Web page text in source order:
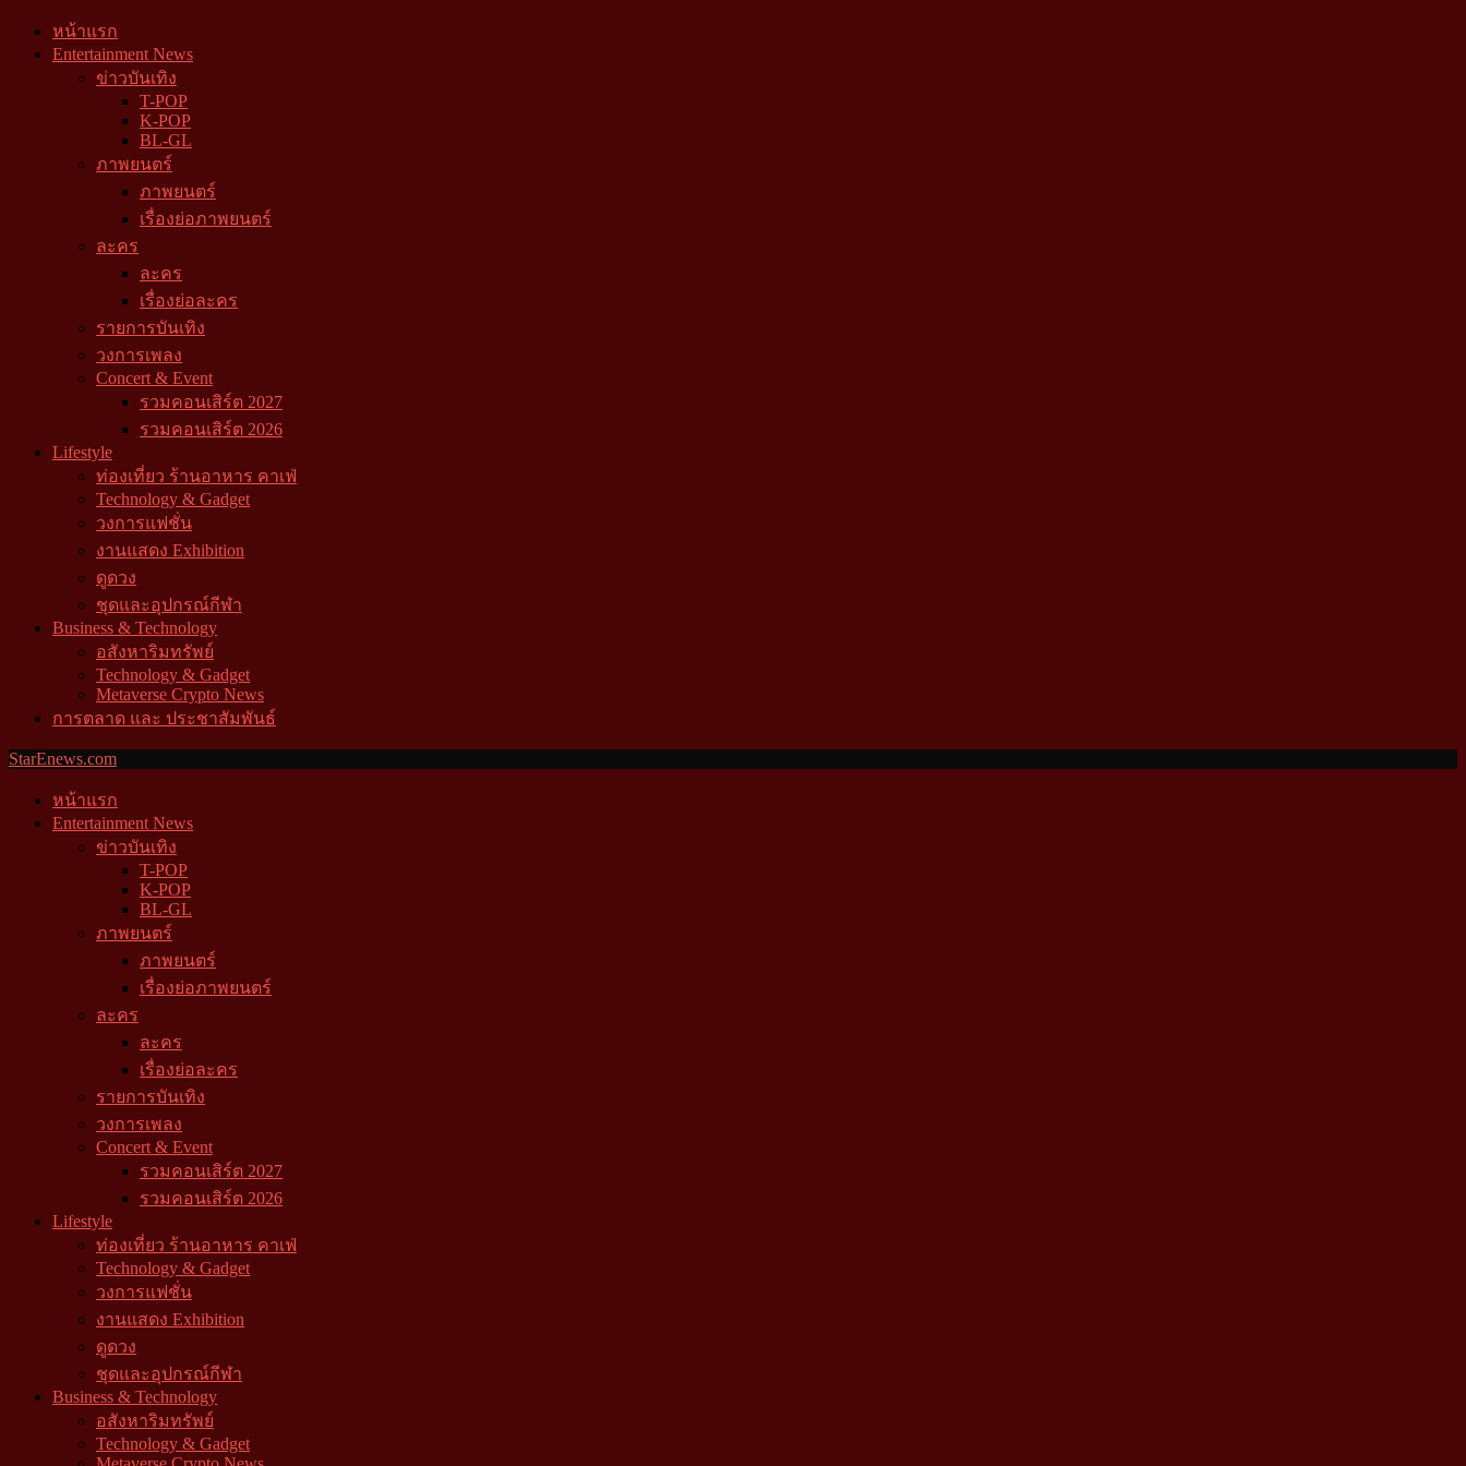
หน้าแรก
Entertainment News
ข่าวบันเทิง
T-POP
K-POP
BL-GL
ภาพยนตร์
ภาพยนตร์
เรื่องย่อภาพยนตร์
ละคร
ละคร
เรื่องย่อละคร
รายการบันเทิง
วงการเพลง
Concert & Event
รวมคอนเสิร์ต 2027
รวมคอนเสิร์ต 2026
Lifestyle
ท่องเที่ยว ร้านอาหาร คาเฟ่
Technology & Gadget
วงการแฟชั่น
งานแสดง Exhibition
ดูดวง
ชุดและอุปกรณ์กีฬา
Business & Technology
อสังหาริมทรัพย์
Technology & Gadget
Metaverse Crypto News
การตลาด และ ประชาสัมพันธ์
StarEnews.com
หน้าแรก
Entertainment News
ข่าวบันเทิง
T-POP
K-POP
BL-GL
ภาพยนตร์
ภาพยนตร์
เรื่องย่อภาพยนตร์
ละคร
ละคร
เรื่องย่อละคร
รายการบันเทิง
วงการเพลง
Concert & Event
รวมคอนเสิร์ต 2027
รวมคอนเสิร์ต 2026
Lifestyle
ท่องเที่ยว ร้านอาหาร คาเฟ่
Technology & Gadget
วงการแฟชั่น
งานแสดง Exhibition
ดูดวง
ชุดและอุปกรณ์กีฬา
Business & Technology
อสังหาริมทรัพย์
Technology & Gadget